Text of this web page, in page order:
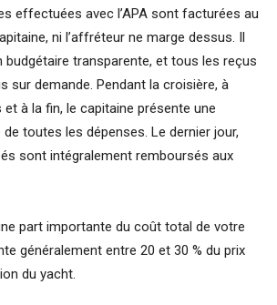
effectuées avec l’APA sont facturées au
ni l’affréteur ne marge dessus. Il
budgétaire transparente, et tous les reçus
sur demande. Pendant la croisière, à
à la fin, le capitaine présente une
toutes les dépenses. Le dernier jour,
sont intégralement remboursés aux
part importante du coût total de votre
généralement entre 20 et 30 % du prix
du yacht.